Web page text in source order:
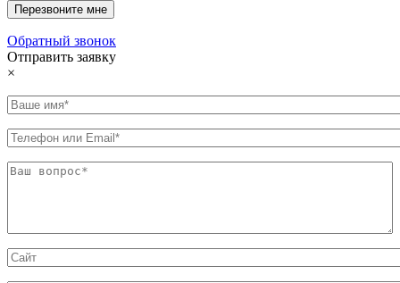
Обратный звонок
Отправить заявку
×